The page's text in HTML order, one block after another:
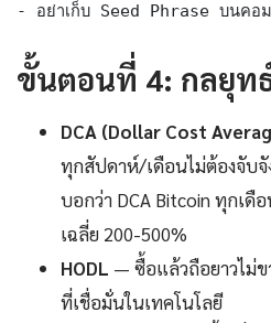
- อย่าเก็บ Seed Phrase บนคอ
ขั้นตอนที่ 4: กลยุท
DCA (Dollar Cost
ทุกสัปดาห์/เดือนไม่ต้องจับ
บอกว่า DCA Bitcoin ทุกเ
เฉลี่ย 200-500%
HODL — ซื้อแล้วถือยาวไม่ข
ที่เชื่อมั่นในเทคโนโลยี